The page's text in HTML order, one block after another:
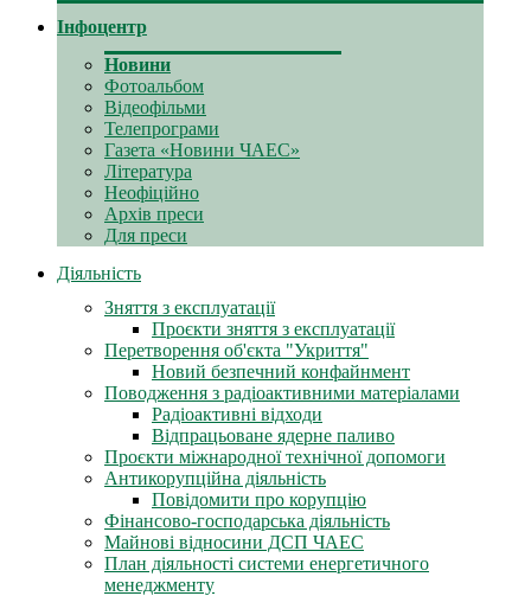
Інфоцентр
Новини
Фотоальбом
Відеофільми
Телепрограми
Газета «Новини ЧАЕС»
Література
Неофіційно
Архів преси
Для преси
Діяльність
Зняття з експлуатації
Проєкти зняття з експлуатації
Перетворення об'єкта "Укриття"
Новий безпечний конфайнмент
Поводження з радіоактивними матеріалами
Радіоактивні відходи
Відпрацьоване ядерне паливо
Проєкти міжнародної технічної допомоги
Антикорупційна діяльність
Повідомити про корупцію
Фінансово-господарська діяльність
Майнові відносини ДСП ЧАЕС
План діяльності системи енергетичного
менеджменту